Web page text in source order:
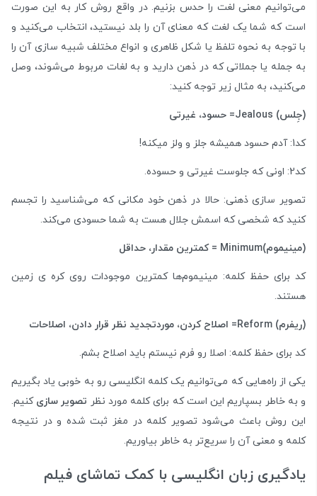
می‌توانیم معنی لغت را حدس بزنیم. در واقع روش کار به این صورت
است که شما یک لغت که معنای آن را بلد نیستید، انتخاب می‌کنید و
با توجه به نحوه تلفظ یا شکل ظاهری و انواع مختلف شبیه سازی آن را
به جمله یا جملاتی که در ذهن دارید و به لغات مربوط می‌شوند، وصل
می‌کنید، به مثال زیر توجه کنید:
(جِلس) Jealous= حسود، غیرتی
کد1: آدم حسود همیشه جلز و ولز میکنه!
کد2: اونی که جلوست غیرتی و حسوده.
تصویر سازی ذهنی: حالا در ذهن خود مکانی که می‌شناسید را تجسم
کنید که شخصی که اسمش جلال هست به شما حسودی می‌کند.
(مینیموم)Minimum = کمترین مقدار، حداقل
کد برای حفظ کلمه: مینیموم‌ها کمترین موجودات روی کره ی زمین
هستند.
(ریفرم) Reform
= اصلاح کردن، موردتجدید نظر قرار دادن، اصلاحات
کد برای حفظ کلمه: اصلا رو فرم نیستم باید اصلاح بشم.
یکی از راه‌هایی که می‌توانیم یک کلمه انگلیسی رو به خوبی یاد بگیریم
و به خاطر بسپاریم این است که برای کلمه مورد نظر تصویر سازی کنیم.
این روش باعث می‌شود تصویر کلمه در مغز ثبت شده و در نتیجه
کلمه و معنی آن را سریع‌تر به خاطر بیاوریم.
یادگیری زبان انگلیسی با کمک تماشای فیلم